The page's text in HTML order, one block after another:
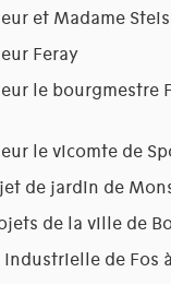
et Madame
Feray
le bourgmestre
le vicomte de
de jardin de
de la ville de
de Fos